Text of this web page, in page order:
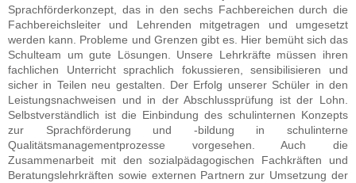
Sprachförderkonzept, das in den sechs Fachbereichen durch die
Fachbereichsleiter und Lehrenden mitgetragen und umgesetzt
werden kann. Probleme und Grenzen gibt es. Hier bemüht sich das
Schulteam um gute Lösungen. Unsere Lehrkräfte müssen ihren
fachlichen Unterricht sprachlich fokussieren, sensibilisieren und
sicher in Teilen neu gestalten. Der Erfolg unserer Schüler in den
Leistungsnachweisen und in der Abschlussprüfung ist der Lohn.
Selbstverständlich ist die Einbindung des schulinternen Konzepts
zur Sprachförderung und -bildung in schulinterne
Qualitätsmanagementprozesse vorgesehen. Auch die
Zusammenarbeit mit den sozialpädagogischen Fachkräften und
Beratungslehrkräften sowie externen Partnern zur Umsetzung der